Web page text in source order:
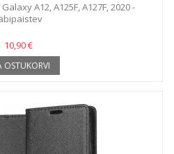
A12, A125F, A127F, 2020 -
10,90 €
OSTUKORVI